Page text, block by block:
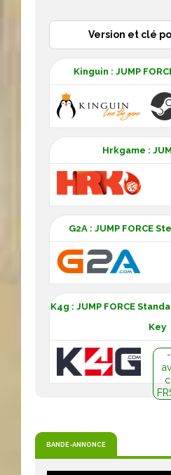
Version et clé
Kinguin : JUMP
Hrkgame :
G2A : JUMP FORCE
K4g : JUMP FORCE
Key
BANDE-ANNONCE